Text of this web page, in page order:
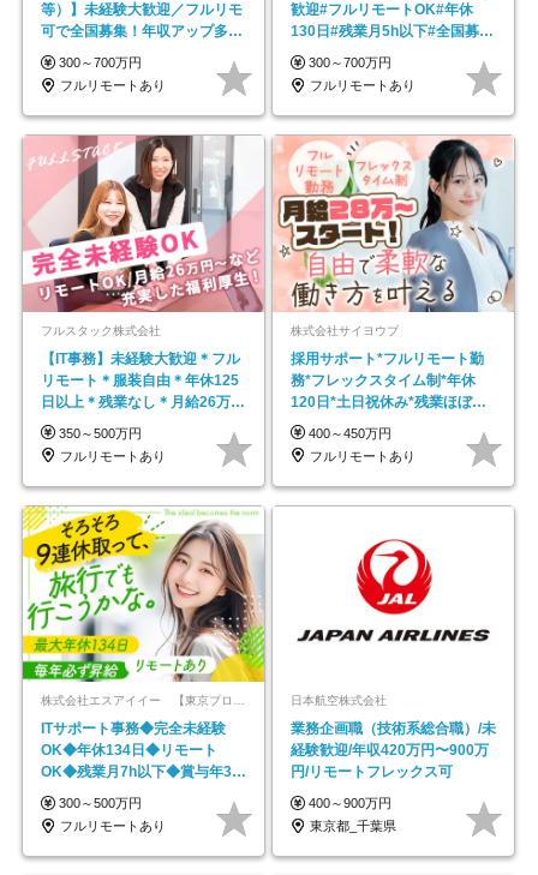
等）】未経験大歓迎／フルリモ
可で全国募集！年収アップ多数
★年休最大130日★
300～700万円
フルリモートあり
歓迎#フルリモートOK#年休
130日#残業月5h以下#全国募集
#最大1年の研修
300～700万円
フルリモートあり
フルスタック株式会社
【IT事務】未経験大歓迎＊フル
リモート＊服装自由＊年休125
日以上＊残業なし＊月給26万円
以上
350～500万円
フルリモートあり
株式会社サイヨウブ
採用サポート*フルリモート勤
務*フレックスタイム制*年休
120日*土日祝休み*残業ほぼな
し*育児中社員8割以上
400～450万円
フルリモートあり
株式会社エスアイイー 【東京プロマーケット上場】
ITサポート事務◆完全未経験
OK◆年休134日◆リモート
OK◆残業月7h以下◆賞与年3回
◆5年目まで必ず昇給
300～500万円
フルリモートあり
日本航空株式会社
業務企画職（技術系総合職）/未
経験歓迎/年収420万円〜900万
円/リモートフレックス可
400～900万円
東京都_千葉県